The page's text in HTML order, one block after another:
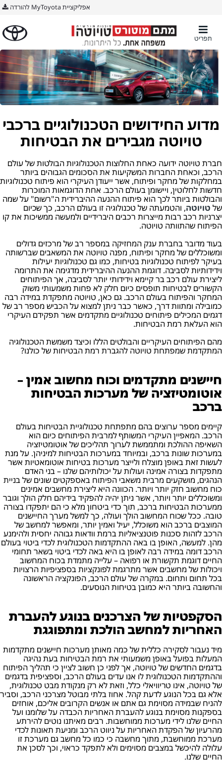
אפליקציית MyToyota להורדה
תפריט
מדוע החידושים הטכנולוגיים ברכבי
טויוטה מגבירים את הבטיחות
חברת טויוטה ידועה כאחת החלוצות הטכנולוגיות הבולטות של עולם
הרכב, וכאחת החברות המשקיעות את הסכומים הגבוהים ביותר
במחלקות של מחקר ופיתוח, אשר ייעודן העיקרי הוא פיתוח טכנולוגיות
חדשות לחלוטין, ויישומן בעולם הרכב. אחת הדוגמאות המוכרות
והבולטות ביותר לכך הוא פיתוח ההנעה ההיברידית ה"רשום" על שמה
של טויוטה, והטמעתה של טכנולוגיה זו בעולם הרכב, כך שכיום
יצרניות רכב רבות מייצרות רכבים היברידיים ולמעשה ממשיכות את קו
הפיתוח שהתוותה טויוטה.
בעוד מדובר בחברת ענק המחזיקה במספר רב של מרכזים גדולים
ומשוכללים של מחקר ופיתוח, מפנה טויוטה את המשאבים שברשותה
בעיקר לפיתוח טכנולוגיות בטיחות, כמו גם טכנולוגיות יעילות
וידידותיות לסביבה. דוגמת ההנעה ההיברידית מדגימה את התרומה
ליצירת עולם רכב בר קיימא וידידותי יותר לסביבה, אך הפיתוחים
הקשורים לבטיחות תופסים כיום חלק לא פחות משמעותי משוק
המחקר והפיתוח בעולם הרכב. גם כאן, טויוטה מתפקדת במידה רבה
כמובילה ומתוות דרך, כאשר כבר ניתן למצוא על הכביש מספר רב של
דגמים המכילים פיתוחים טכנולוגיים מתקדמים אשר תפקידם העיקרי
הוא העלאת רמת הבטיחות.
מהם הפיתוחים העיקריים והבולטים הללו וכיצד משמשת הטכנולוגיה
המתקדמת שמפתחת טויוטה להגברת רמת הבטיחות של כולנו?
חיישנים מתקדמים וכוח מחשוב אמין –
אוטומטיזציה של מערכות הבטיחות
ברכב
קיימים מספר ערוצים בהם מתפתחת טכנולוגיית הבטיחות בעולם
הרכב. המאפיין העיקרי המשותף למרבית הפיתוחים כיום הוא
השאיפה ההולכת ומתממשת לערוך תהליכים של אוטומטיזציה
במערכות שונות ברכב, ובמיוחד במערכות הבטיחות למיניהן. על מנת
לעשות זאת באופן מוצלח ולייצר מערכות בטיחות אוטומאטיות אשר
מתפקדות בצורה אמינה ועולות על יכולותיהם שלנו – בני האדם
הנהגים, מושקעים מרבית משאבי הפיתוח באספקטים שונים של בניית
כוח מחשוב חזק יותר ויותר. הכוונה היא ליצירת מחשבים אמינים
ומשוכללים יותר ויותר, אשר ניתן יהיה להפקיד בידיהם חלק הולך וגובר
ממערכות הבטיחות ברכב, תוך כדי ביטחון מלא כי הם יתפקדו בצורה
טובה. ככל שכוח המחשוב הולך ועולה, כך למשל מערך החיישנים
המוצבים ברכב הוא משוכלל, יעיל ואמין יותר, ומאפשר למחשב של
הרכב לזהות סכנות פוטנציאליות ברמת וודאות גבוהה יחסית ולהימנע
מהן. למעשה, האופן בו באה ההתקדמות הטכנולוגית לכדי ביטוי בעולם
הרכב דומה במידה רבה לאופן בו היא באה לכדי ביטוי בשאר תחומי
החיים דוגמת תקשורת או רפואה – עלייה מתמדת בכוח המחשוב
ויכולות של מחשבים אשר מתרגמת לפונקציות בספציפיות הרצויות
בכל תחום ותחום. במקרה של עולם הרכב, הפונקציה הראשונה
והחשובה ביותר היא כמובן בטיחות הנוסעים.
הסקפטיות של הצרכנים בנוגע להעברת
האחריות למחשב הולכת ומתפוגגת
מיד נעבור לסקירה כללית של כמה מאותן מערכות חיישנים מתקדמות
המעלות בפועל באופן משמעותי את רמת הבטיחות בעת נהיגה
בדגמים החדשים של טויוטה, אך לפני כן חשוב לציין כי תהליך הפיתוח
וההתקדמות הטכנולוגית לו אנו עדים בעולם הרכב, וספציפית בדגמים
של טויוטה, אינו טריוויאלי כלל, וזאת לא רק מנקודת מבט טכנולוגית,
אלא גם בכל הנוגע לדעת קהל. אחוז בלתי מבוטל מצרכני הרכב, וסביר
להניח שבמידה מסוימת גם אתם או אנשים הקרובים אליכם, אוחזים
בספקנות מסוימת בנוגע להעברת האחריות הכבדה על שלומנו ועל
החיים שלנו לידי מערכות ממוחשבות. רבים מאיתנו נוטים להירתע
מהרעיון של הפקדת האחריות על ניווט הרכב ומניעת תאונות לכדי
מערכת ממוחשבת, מתוך מחשבה כי כמו כל מחשב גם מערכת זו
עלולה להיכשל במצבים מסוימים ולא לתפקד כראוי, וכך לסכן את
החיים שלנו.